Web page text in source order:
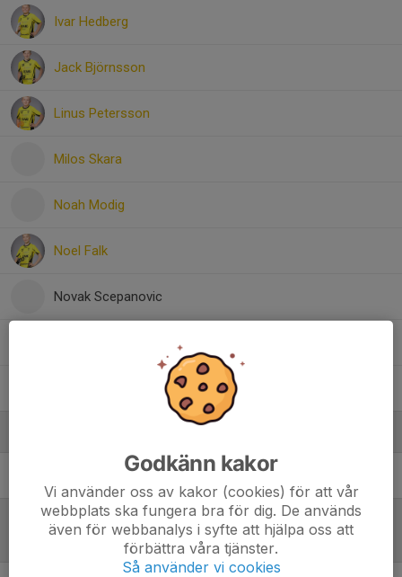
Ivar Hedberg
Jack Björnsson
Linus Petersson
Milos Skara
Noah Modig
Noel Falk
Novak Scepanovic
Jarmo LepikköTränare
Godkänn kakor
Vi använder oss av kakor (cookies) för att vår
webbplats ska fungera bra för dig. De används
även för webbanalys i syfte att hjälpa oss att
förbättra våra tjänster.
Så använder vi cookies